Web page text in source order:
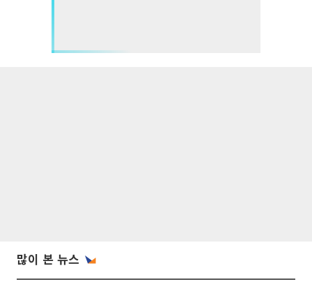
많이 본 뉴스